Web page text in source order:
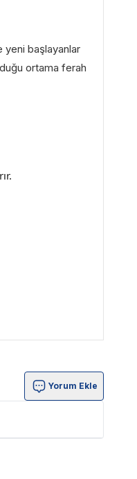
yeni başlayanlar
ortama ferah
Yorum Ekle